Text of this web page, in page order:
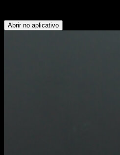
Abrir no aplicativo